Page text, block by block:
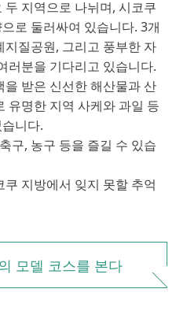
지역으로 나뉘며, 시코쿠
로 둘러싸여 있습니다. 3개
질공원, 그리고 풍부한 자
러분을 기다리고 있습니다.
받은 신선한 해산물과 산
유명한 지역 사케와 과일 등
니다.
구, 농구 등을 즐길 수 있습
지방에서 잊지 못할 추억
모델 코스를 본다